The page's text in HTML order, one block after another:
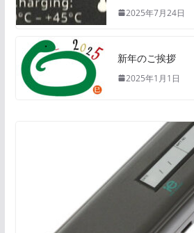
2025年7月24日
新年のご挨拶
2025年1月1日